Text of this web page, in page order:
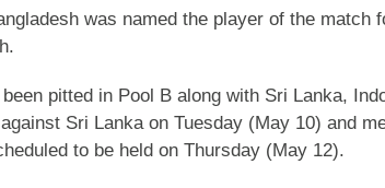
was named the player of the match
pitted in Pool B along with Sri Lanka,
Sri Lanka on Tuesday (May 10) and
to be held on Thursday (May 12).